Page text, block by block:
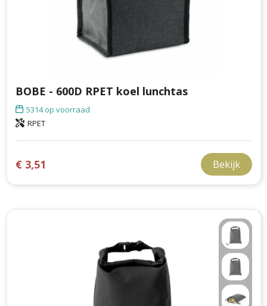
BOBE - 600D RPET koel lunchtas
5314op voorraad
RPET
€ 3,51 Bekijk